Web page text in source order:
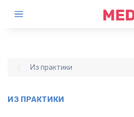
Из практики
ИЗ ПРАКТИКИ